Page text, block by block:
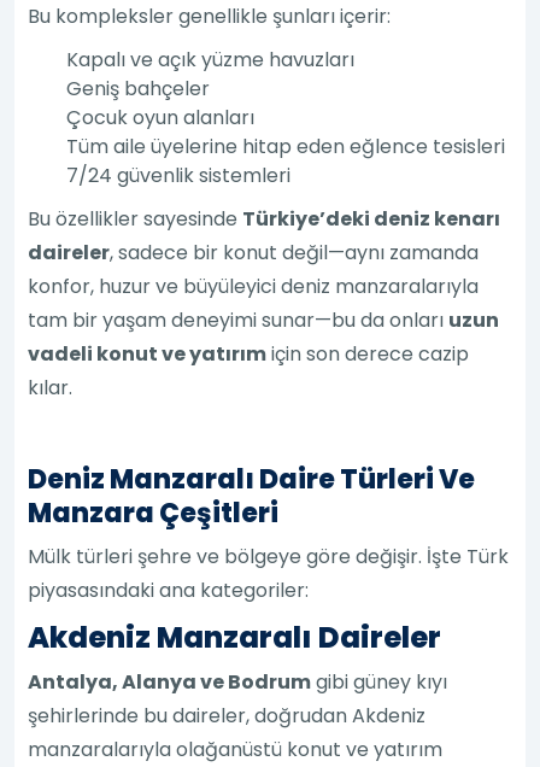
Bu kompleksler genellikle şunları içerir:
Kapalı ve açık yüzme havuzları
Geniş bahçeler
Çocuk oyun alanları
Tüm aile üyelerine hitap eden eğlence tesisleri
7/24 güvenlik sistemleri
Bu özellikler sayesinde Türkiye’deki deniz kenarı
daireler, sadece bir konut değil—aynı zamanda
konfor, huzur ve büyüleyici deniz manzaralarıyla
tam bir yaşam deneyimi sunar—bu da onları uzun
vadeli konut ve yatırımiçin son derece cazip
kılar.
Deniz Manzaralı Daire Türleri Ve
Manzara Çeşitleri
Mülk türleri şehre ve bölgeye göre değişir. İşte Türk
piyasasındaki ana kategoriler:
Akdeniz Manzaralı Daireler
Antalya, Alanya ve Bodrumgibi güney kıyı
şehirlerinde bu daireler, doğrudan Akdeniz
manzaralarıyla olağanüstü konut ve yatırım